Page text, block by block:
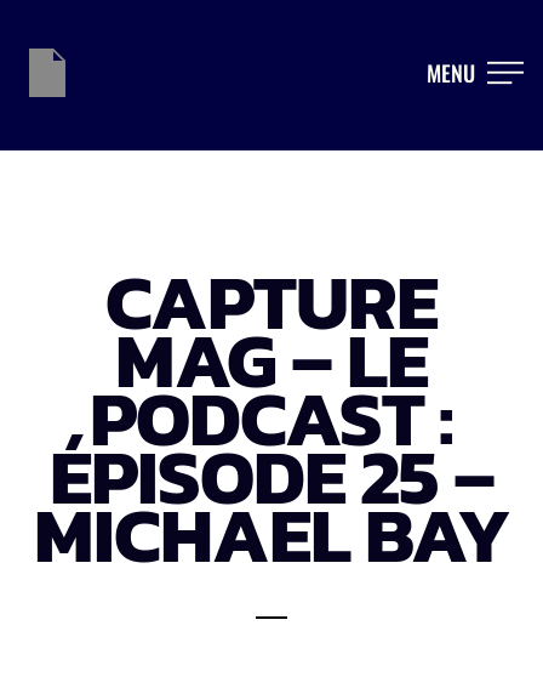
MENU
CAPTURE
MAG – LE
PODCAST :
ÉPISODE 25 –
MICHAEL BAY